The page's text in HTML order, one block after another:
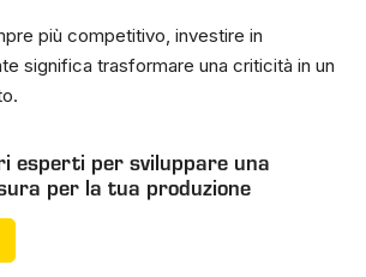
più competitivo, investire in
significa trasformare una criticità in un
esperti per sviluppare una
per la tua produzione